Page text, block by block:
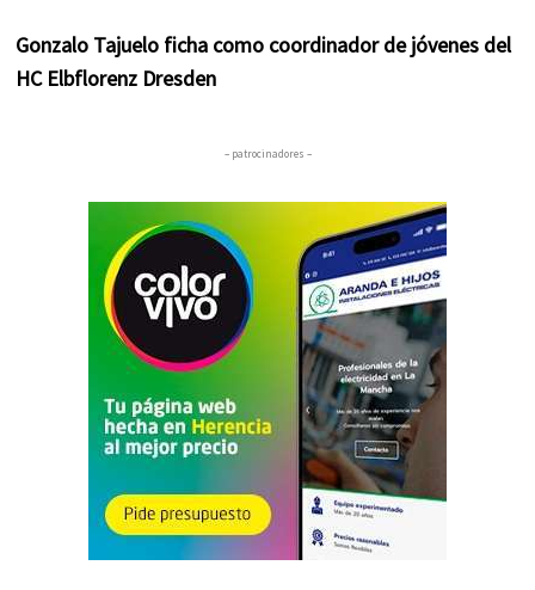
Gonzalo Tajuelo ficha como coordinador de jóvenes del
HC Elbflorenz Dresden
– patrocinadores –